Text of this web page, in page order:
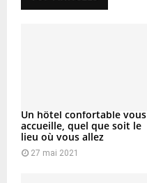
Un hôtel confortable vous
accueille, quel que soit le
lieu où vous allez
27 mai 2021